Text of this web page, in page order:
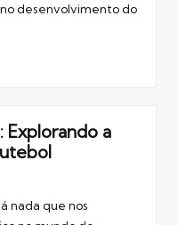
desenvolvimento do
Explorando a
nada que nos